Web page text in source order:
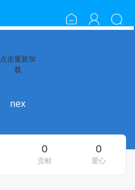
点击重新加
载
nex
0
贡献
0
爱心